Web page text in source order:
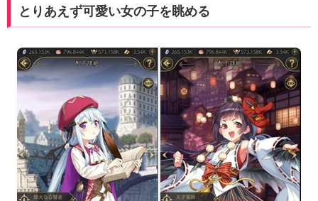
とりあえず可愛い女の子を眺める